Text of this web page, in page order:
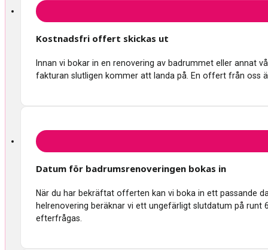
Kostnadsfri offert skickas ut
Innan vi bokar in en renovering av badrummet eller annat
fakturan slutligen kommer att landa på. En offert från oss
Datum för badrumsrenoveringen bokas in
När du har bekräftat offerten kan vi boka in ett passande
helrenovering beräknar vi ett ungefärligt slutdatum på
efterfrågas.